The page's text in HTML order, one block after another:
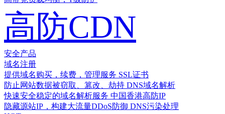
高防CDN
安全产品
域名注册
提供域名购买，续费，管理服务 SSL证书
防止网站数据被窃取、篡改、劫持 DNS域名解析
快速安全稳定的域名解析服务 中国香港高防IP
隐藏源站IP，构建大流量DDoS防御 DNS污染处理